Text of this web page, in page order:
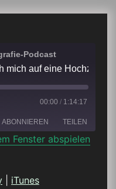
Podcast
00:00 / 1:14:17
ABONNIEREN TEILEN
Fenster abspielen
iTunes